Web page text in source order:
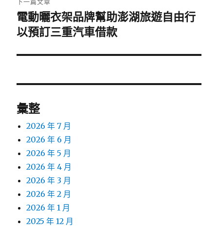
下
一
文
電動曬衣架品牌幫助澎湖旅遊自由行
以預訂三重汽車借款
彙整
2026 年 7 月
2026 年 6 月
2026 年 5 月
2026 年 4 月
2026 年 3 月
2026 年 2 月
2026 年 1 月
2025 年 12 月